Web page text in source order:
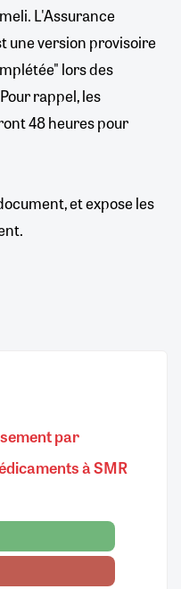
L'Assurance
une version provisoire
lors des
rappel, les
48 heures pour
et expose les
par
à SMR